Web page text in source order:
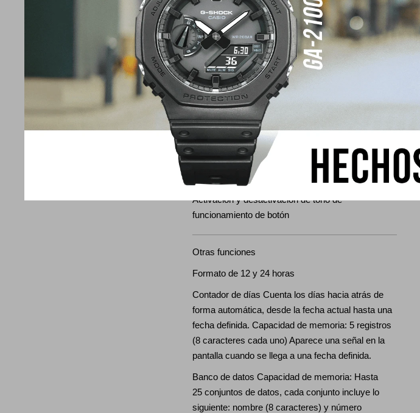
Temporizador con cuenta regresiva Unidad de
medición: 1 segundo Rango de cuenta regresiva:
24 horas Rango de ajuste de tiempo inicial de
cuenta regresiva: de 1 minuto a 24 horas
(incrementos de 1 minuto y de 1 hora)
Iluminación
Luz de fondo electroluminiscente, persistencia
luminosa
Función de silencio
Activación y desactivación de tono de
funcionamiento de botón
Otras funciones
Formato de 12 y 24 horas
Contador de días Cuenta los días hacia atrás de
forma automática, desde la fecha actual hasta una
fecha definida. Capacidad de memoria: 5 registros
(8 caracteres cada uno) Aparece una señal en la
pantalla cuando se llega a una fecha definida.
Banco de datos Capacidad de memoria: Hasta
25 conjuntos de datos, cada conjunto incluye lo
siguiente: nombre (8 caracteres) y número